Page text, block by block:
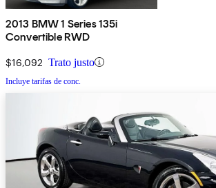
2013 BMW 1 Series 135i
Convertible RWD
$16,092 Trato justo
Incluye tarifas de conc.